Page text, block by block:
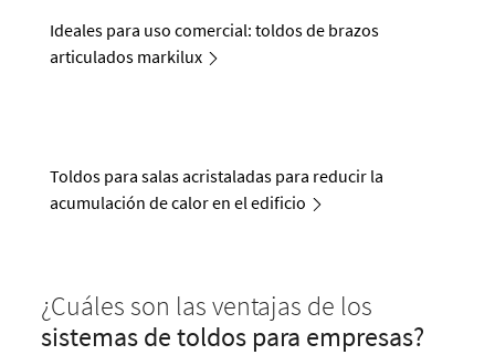
Ideales para uso comercial: toldos de brazos
articulados markilux
Toldos para salas acristaladas para reducir la
acumulación de calor en el edificio
¿Cuáles son las ventajas de los
sistemas de toldos para empresas?